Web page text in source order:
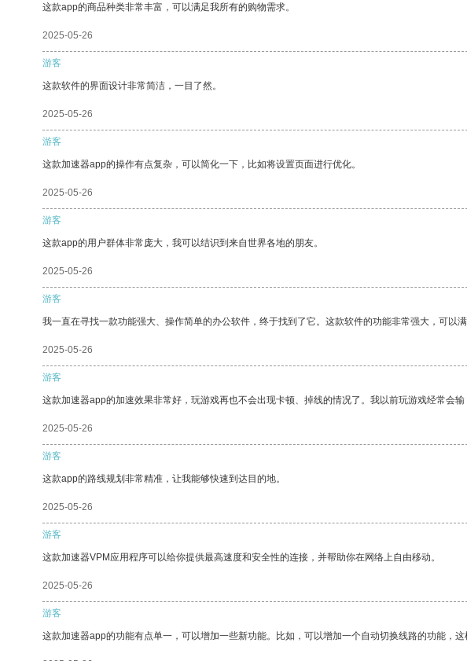
这款app的商品种类非常丰富，可以满足我所有的购物需求。
2025-05-26
游客
这款软件的界面设计非常简洁，一目了然。
2025-05-26
游客
这款加速器app的操作有点复杂，可以简化一下，比如将设置页面进行优化。
2025-05-26
游客
这款app的用户群体非常庞大，我可以结识到来自世界各地的朋友。
2025-05-26
游客
我一直在寻找一款功能强大、操作简单的办公软件，终于找到了它。这款软件的功能非常强大，可以
2025-05-26
游客
这款加速器app的加速效果非常好，玩游戏再也不会出现卡顿、掉线的情况了。我以前玩游戏经常会
2025-05-26
游客
这款app的路线规划非常精准，让我能够快速到达目的地。
2025-05-26
游客
这款加速器VPM应用程序可以给你提供最高速度和安全性的连接，并帮助你在网络上自由移动。
2025-05-26
游客
这款加速器app的功能有点单一，可以增加一些新功能。比如，可以增加一个自动切换线路的功能，